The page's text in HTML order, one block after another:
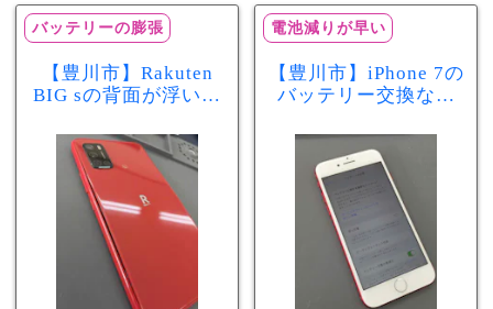
バッテリーの膨張
【豊川市】Rakuten
BIG sの背面が浮いて
リー膨張のサインか
もしれません！バッ
テリー交換修理事例
電池減りが早い
【豊川市】iPhone 7の
バッテリー交換なら
最大容量70％で電池
の減りが早い症状も
当日60分で改善